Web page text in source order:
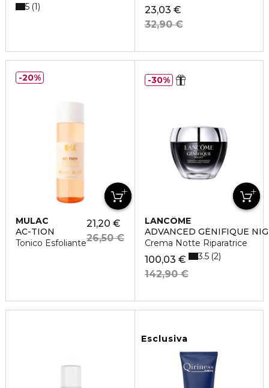
5 1
23,03 €
32,90 €
MULAC
AC-TION
Tonico Esfoliante
21,20 €
26,50 €
20%
LANCÔME
ADVANCED GÉNIFIQUE
Crema Notte Riparatrice
100,03 €
142,90 €
3.5 2
30%
Esclusiva